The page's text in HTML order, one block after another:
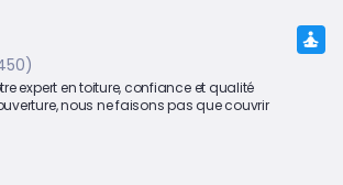
expert en toiture, confiance et qualité
nous ne faisons pas que couvrir